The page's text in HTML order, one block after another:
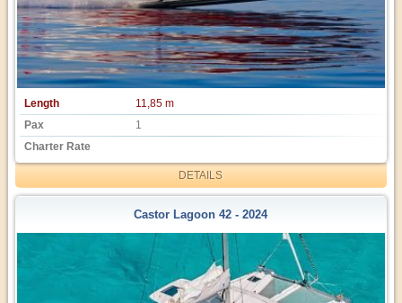
Length
11,85 m
Pax
1
Charter Rate
DETAILS
Castor Lagoon 42 - 2024